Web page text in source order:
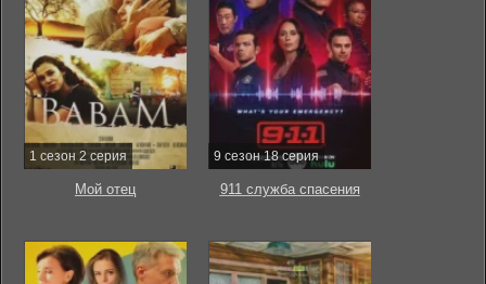
1 сезон 2 серия
Мой отец
9 сезон 18 серия
911 служба спасения